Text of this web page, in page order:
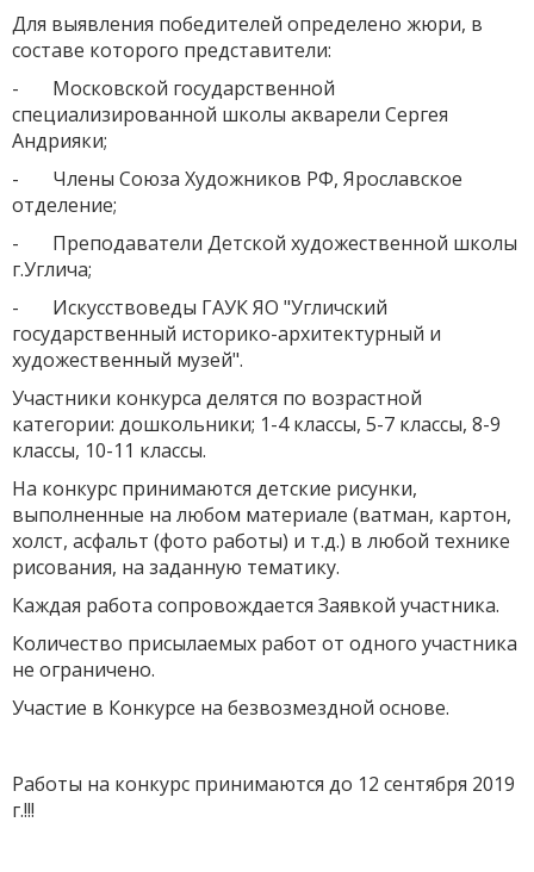
Для выявления победителей определено жюри, в
составе которого представители:
- Московской государственной
специализированной школы акварели Сергея
Андрияки;
- Члены Союза Художников РФ, Ярославское
отделение;
- Преподаватели Детской художественной школы
г.Углича;
- Искусствоведы ГАУК ЯО "Угличский
государственный историко-архитектурный и
художественный музей".
Участники конкурса делятся по возрастной
категории: дошкольники; 1-4 классы, 5-7 классы, 8-9
классы, 10-11 классы.
На конкурс принимаются детские рисунки,
выполненные на любом материале (ватман, картон,
холст, асфальт (фото работы) и т.д.) в любой технике
рисования, на заданную тематику.
Каждая работа сопровождается Заявкой участника.
Количество присылаемых работ от одного участника
не ограничено.
Участие в Конкурсе на безвозмездной основе.
Работы на конкурс принимаются до 12 сентября 2019
г.!!!